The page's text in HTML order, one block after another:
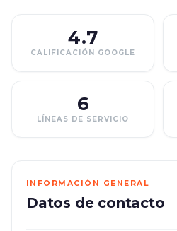
4.7
CALIFICACIÓN GOOGLE
6
LÍNEAS DE SERVICIO
INFORMACIÓN GENERAL
Datos de contacto